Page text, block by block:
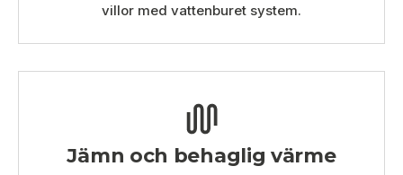
villor med vattenburet system.
Jämn och behaglig värme